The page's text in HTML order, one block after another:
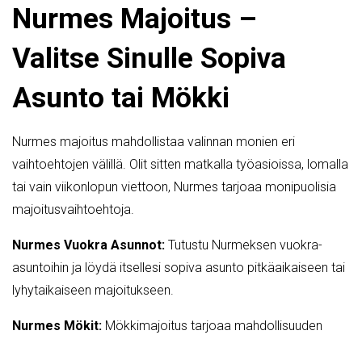
Nurmes Majoitus –
Valitse Sinulle Sopiva
Asunto tai Mökki
Nurmes majoitus mahdollistaa valinnan monien eri
vaihtoehtojen välillä. Olit sitten matkalla työasioissa, lomalla
tai vain viikonlopun viettoon, Nurmes tarjoaa monipuolisia
majoitusvaihtoehtoja.
Nurmes Vuokra Asunnot: Tutustu Nurmeksen vuokra-
asuntoihin ja löydä itsellesi sopiva asunto pitkäaikaiseen tai
lyhytaikaiseen majoitukseen.
Nurmes Mökit: Mökkimajoitus tarjoaa mahdollisuuden